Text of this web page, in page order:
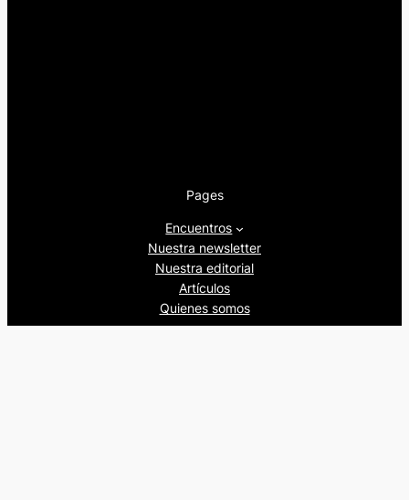
Pages
Encuentros
Nuestra newsletter
Nuestra editorial
Artículos
Quienes somos